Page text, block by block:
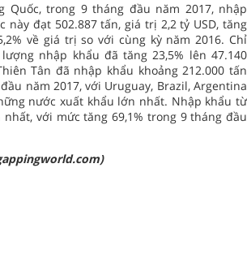
Quốc, trong 9 tháng đầu năm 2017, nhập
này đạt 502.887 tấn, giá trị 2,2 tỷ USD, tăng
về giá trị so với cùng kỳ năm 2016. Chỉ
nhập khẩu đã tăng 23,5% lên 47.140
Tân đã nhập khẩu khoảng 212.000 tấn
năm 2017, với Uruguay, Brazil, Argentina
nước xuất khẩu lớn nhất. Nhập khẩu từ
với mức tăng 69,1% trong 9 tháng đầu